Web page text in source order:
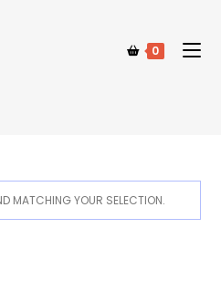
0
MATCHING YOUR SELECTION.